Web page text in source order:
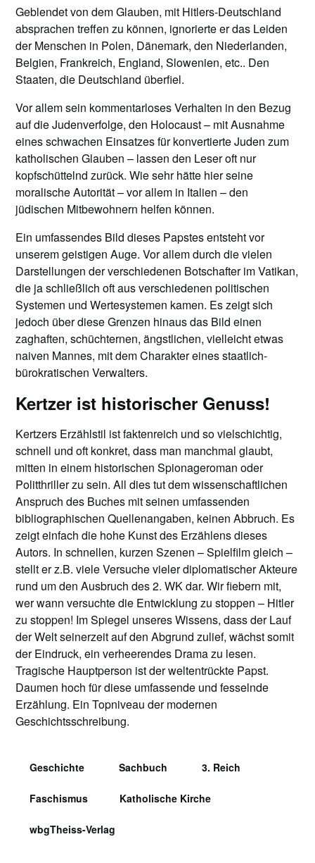
Geblendet von dem Glauben, mit Hitlers-Deutschland
absprachen treffen zu können, ignorierte er das Leiden
der Menschen in Polen, Dänemark, den Niederlanden,
Belgien, Frankreich, England, Slowenien, etc.. Den
Staaten, die Deutschland überfiel.
Vor allem sein kommentarloses Verhalten in den Bezug
auf die Judenverfolge, den Holocaust – mit Ausnahme
eines schwachen Einsatzes für konvertierte Juden zum
katholischen Glauben – lassen den Leser oft nur
kopfschüttelnd zurück. Wie sehr hätte hier seine
moralische Autorität – vor allem in Italien – den
jüdischen Mitbewohnern helfen können.
Ein umfassendes Bild dieses Papstes entsteht vor
unserem geistigen Auge. Vor allem durch die vielen
Darstellungen der verschiedenen Botschafter im Vatikan,
die ja schließlich oft aus verschiedenen politischen
Systemen und Wertesystemen kamen. Es zeigt sich
jedoch über diese Grenzen hinaus das Bild einen
zaghaften, schüchternen, ängstlichen, vielleicht etwas
naiven Mannes, mit dem Charakter eines staatlich-
bürokratischen Verwalters.
Kertzer ist historischer Genuss!
Kertzers Erzählstil ist faktenreich und so vielschichtig,
schnell und oft konkret, dass man manchmal glaubt,
mitten in einem historischen Spionageroman oder
Politthriller zu sein. All dies tut dem wissenschaftlichen
Anspruch des Buches mit seinen umfassenden
bibliographischen Quellenangaben, keinen Abbruch. Es
zeigt einfach die hohe Kunst des Erzählens dieses
Autors. In schnellen, kurzen Szenen – Spielfilm gleich –
stellt er z.B. viele Versuche vieler diplomatischer Akteure
rund um den Ausbruch des 2. WK dar. Wir fiebern mit,
wer wann versuchte die Entwicklung zu stoppen – Hitler
zu stoppen! Im Spiegel unseres Wissens, dass der Lauf
der Welt seinerzeit auf den Abgrund zulief, wächst somit
der Eindruck, ein verheerendes Drama zu lesen.
Tragische Hauptperson ist der weltentrückte Papst.
Daumen hoch für diese umfassende und fesselnde
Erzählung. Ein Topniveau der modernen
Geschichtsschreibung.
Geschichte Sachbuch 3. Reich
Faschismus Katholische Kirche
wbgTheiss-Verlag